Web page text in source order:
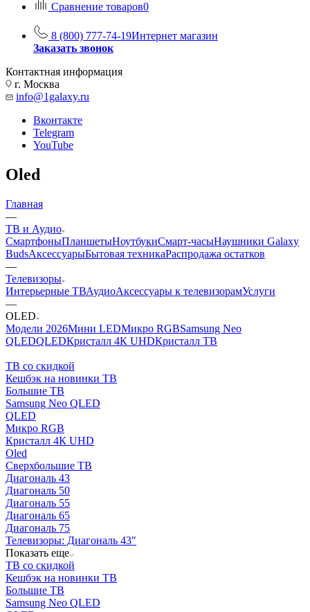
Сравнение товаров0
8 (800) 777-74-19Интернет магазин
Заказать звонок
Контактная информация
г. Москва
info@1galaxy.ru
Вконтакте
Telegram
YouTube
Oled
Главная
—
ТВ и Аудио
СмартфоныПланшетыНоутбукиСмарт-часыНаушники Galaxy
BudsАксессуарыБытовая техникаРаспродажа остатков
—
Телевизоры
Интерьерные ТВАудиоАксессуары к телевизорамУслуги
—
OLED
Модели 2026Мини LEDМикро RGBSamsung Neo
QLEDQLEDКристалл 4К UHDКристалл ТВ
ТВ со скидкой
Кешбэк на новинки ТВ
Большие ТВ
Samsung Neo QLED
QLED
Микро RGB
Кристалл 4К UHD
Oled
Cверхбольшие ТВ
Диагональ 43
Диагональ 50
Диагональ 55
Диагональ 65
Диагональ 75
Телевизоры: Диагональ 43"
Показать еще
ТВ со скидкой
Кешбэк на новинки ТВ
Большие ТВ
Samsung Neo QLED